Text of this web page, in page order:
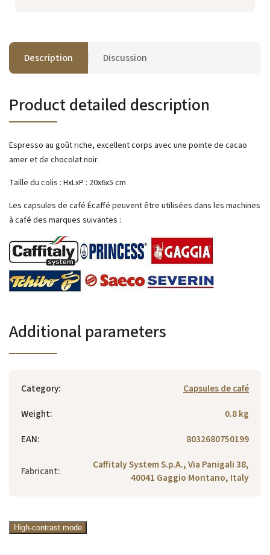
Description Discussion
Product detailed description
Espresso au goût riche, excellent corps avec une pointe de cacao
amer et de chocolat noir.
Taille du colis : HxLxP : 20x6x5 cm
Les capsules de café Écaffé peuvent être utilisées dans les machines
à café des marques suivantes :
Additional parameters
Category:
Capsules de café
Weight:
0.8 kg
EAN: 8032680750199
Fabricant:
Caffitaly System S.p.A., Via Panigali 38,
40041 Gaggio Montano, Italy
High-contrast mode